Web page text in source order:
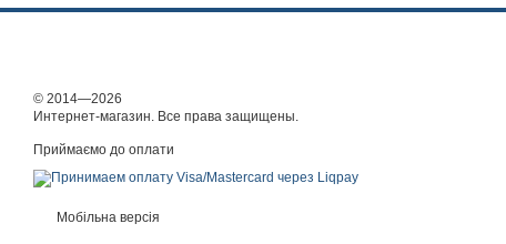
© 2014—2026
Интернет-магазин. Все права защищены.
Приймаємо до оплати
Мобільна версія